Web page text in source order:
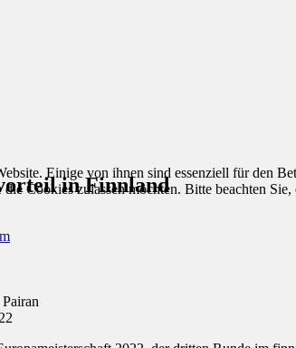
in Finnland
Einige von ihnen sind essenziell für den
die Cookies zulassen möchten. Bitte beachten